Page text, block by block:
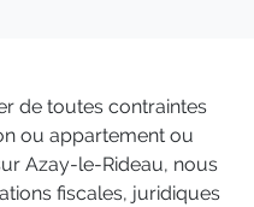
de toutes contraintes
ou appartement ou
Azay-le-Rideau, nous
fiscales, juridiques